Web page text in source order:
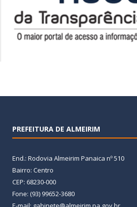
PREFEITURA DE ALMEIRIM
End.: Rodovia Almeirim Panaica nº 510
Bairro: Centro
CEP: 68230-000
Fone: (93) 99652-3680